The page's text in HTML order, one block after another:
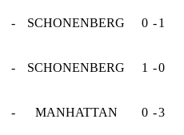
- SCHONENBERG 0 -1
- SCHONENBERG 1 -0
- MANHATTAN 0 -3